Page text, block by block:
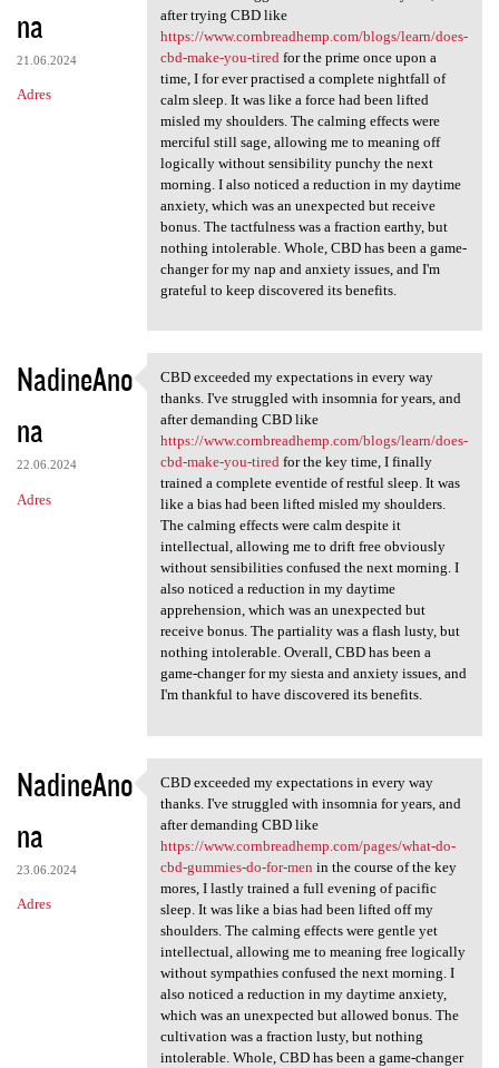
na
21.06.2024
Adres
after trying CBD like
https://www.cornbreadhemp.com/blogs/learn/does-
cbd-make-you-tired for the prime once upon a
time, I for ever practised a complete nightfall of
calm sleep. It was like a force had been lifted
misled my shoulders. The calming effects were
merciful still sage, allowing me to meaning off
logically without sensibility punchy the next
morning. I also noticed a reduction in my daytime
anxiety, which was an unexpected but receive
bonus. The tactfulness was a fraction earthy, but
nothing intolerable. Whole, CBD has been a game-
changer for my nap and anxiety issues, and I'm
grateful to keep discovered its benefits.
NadineAno
na
22.06.2024
Adres
CBD exceeded my expectations
CBD exceeded my expectations in every way
thanks. I've struggled with insomnia for years, and
after demanding CBD like
https://www.cornbreadhemp.com/blogs/learn/does-
cbd-make-you-tiredfor the key time, I finally
trained a complete eventide of restful sleep. It was
like a bias had been lifted misled my shoulders.
The calming effects were calm despite it
intellectual, allowing me to drift free obviously
without sensibilities confused the next morning. I
also noticed a reduction in my daytime
apprehension, which was an unexpected but
receive bonus. The partiality was a flash lusty, but
nothing intolerable. Overall, CBD has been a
game-changer for my siesta and anxiety issues, and
I'm thankful to have discovered its benefits.
NadineAno
na
23.06.2024
Adres
CBD exceeded my expectations
CBD exceeded my expectations in every way
thanks. I've struggled with insomnia for years, and
after demanding CBD like
https://www.cornbreadhemp.com/pages/what-do-
cbd-gummies-do-for-men in the course of the key
mores, I lastly trained a full evening of pacific
sleep. It was like a bias had been lifted off my
shoulders. The calming effects were gentle yet
intellectual, allowing me to meaning free logically
without sympathies confused the next morning. I
also noticed a reduction in my daytime anxiety,
which was an unexpected but allowed bonus. The
cultivation was a fraction lusty, but nothing
intolerable. Whole, CBD has been a game-changer